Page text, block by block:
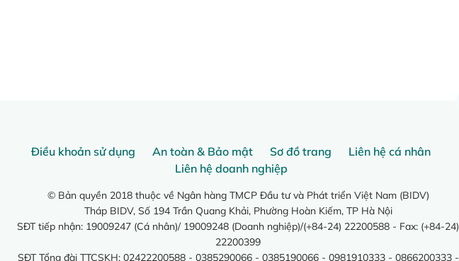
Điều khoản sử dụng An toàn & Bảo mật Sơ đồ trang
Liên hệ cá nhân
Liên hệ doanh nghiệp
© Bản quyền 2018 thuộc về Ngân hàng TMCP Đầu tư và Phát triển Việt Nam (BIDV)
Tháp BIDV, Số 194 Trần Quang Khải, Phường Hoàn Kiếm, TP Hà Nội
SĐT tiếp nhận: 19009247 (Cá nhân)/ 19009248 (Doanh nghiệp)/(+84-24) 22200588 - Fax: (+84-24)
22200399
SĐT Tổng đài TTCSKH: 02422200588 - 0385290066 - 0385190066 - 0981910333 - 0866200333 -